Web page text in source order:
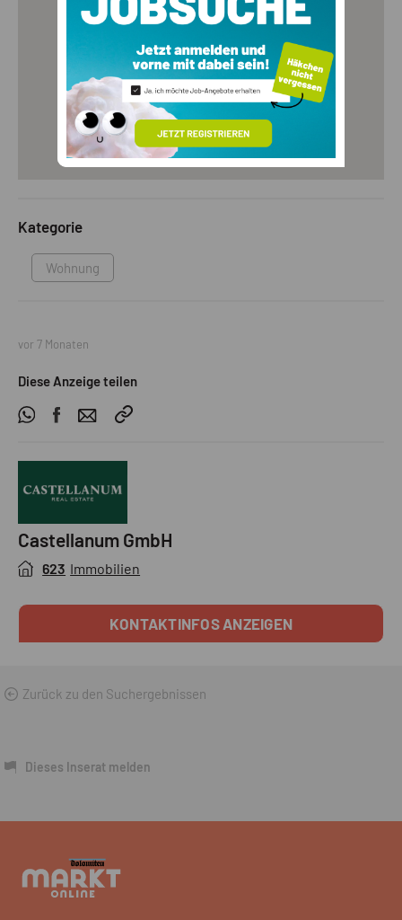
Kategorie
Wohnung
vor 7 Monaten
Diese Anzeige teilen
Castellanum GmbH
623 Immobilien
KONTAKTINFOS ANZEIGEN
Zurück zu den Suchergebnissen
Dieses Inserat melden